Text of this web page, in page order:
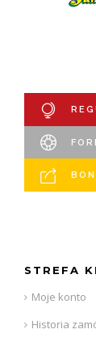
STREFA
Moje konto
Historia